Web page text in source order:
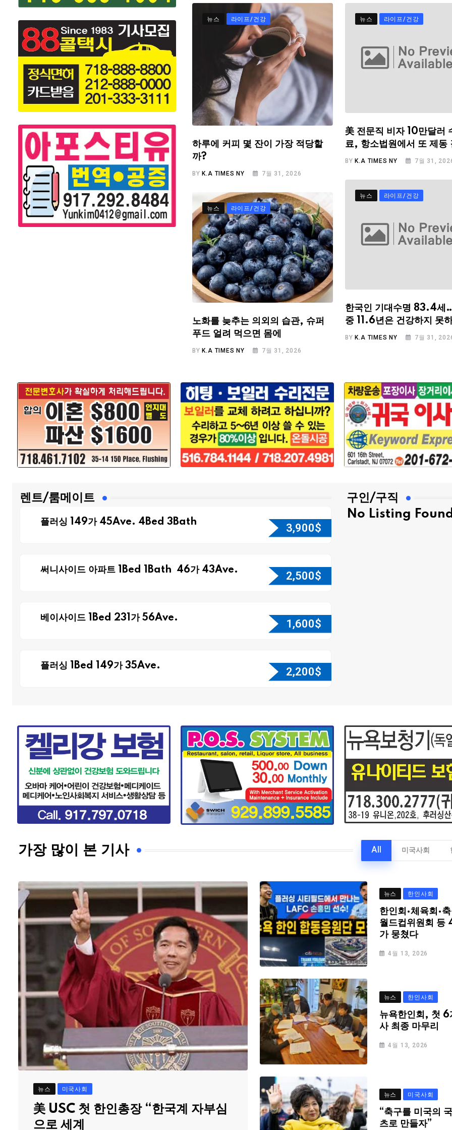
뉴스 라이프/건강
하루에 커피 몇 잔이 가장 적당할
까?
BY K.A TIMES NY 7월 31, 2026
뉴스 라이프/건강
美 전문직 비자 10만달러
료, 항소법원에서 또 제동
BYK.A TIMES NY 7월 31,
뉴스 라이프/건강
한국인 기대수명 83.4세
중 11.6년은 건강하지 못
BY K.A TIMES NY 7월 31,
뉴스 라이프/건강
노화를 늦추는 의외의 습관, 슈퍼
푸드 얼려 먹으면 몸에
BYK.A TIMES NY 7월 31, 2026
렌트/룸메이트
플러싱 149가 45Ave. 4Bed 3Bath 3,900$
써니사이드 아파트 1Bed 1Bath 46가 43Ave. 2,500$
베이사이드 1Bed 231가 56Ave. 1,600$
플러싱 1Bed 149가 35Ave. 2,200$
구인/구직
No Listing
가장 많이 본 기사 All 미국사회
뉴스 미국사회
美 USC 첫 한인총장 “한국계 자부심
으로 세계
뉴스 한인사회
한인회·체육회·
월드컵위원회 등
가 뭉쳤다
4월 13, 2026
뉴스 한인사회
뉴욕한인회, 첫 6
사 최종 마무리
4월 13, 2026
뉴스 미국사회
“축구를 미국의
츠로 만들자”